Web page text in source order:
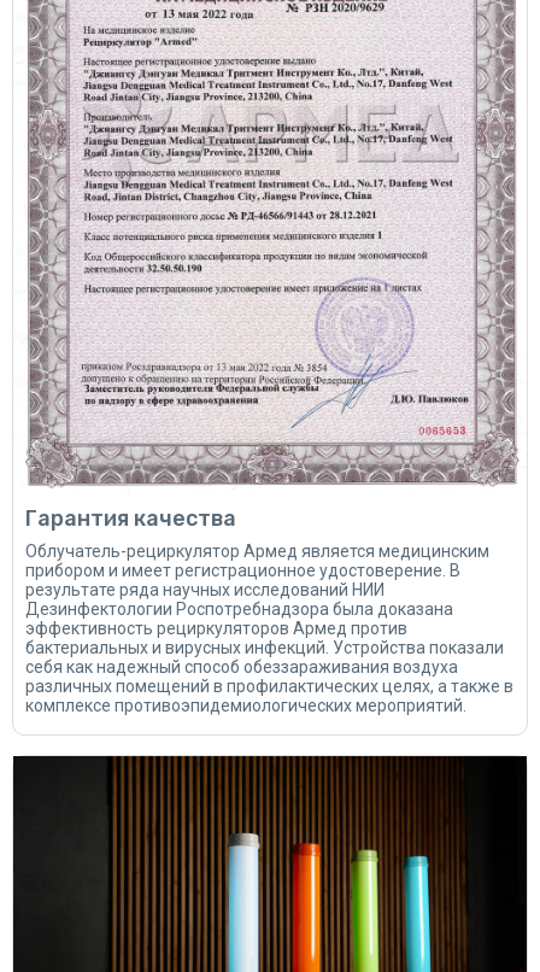
Гарантия качества
Облучатель-рециркулятор Армед является медицинским
прибором и имеет регистрационное удостоверение. В
результате ряда научных исследований НИИ
Дезинфектологии Роспотребнадзора была доказана
эффективность рециркуляторов Армед против
бактериальных и вирусных инфекций. Устройства показали
себя как надежный способ обеззараживания воздуха
различных помещений в профилактических целях, а также в
комплексе противоэпидемиологических мероприятий.